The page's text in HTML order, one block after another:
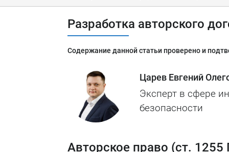
Разработка авторского
Содержание данной статьи проверено и
Царев Евгений
Эксперт в сфере
безопасности
Авторское право (ст. 1255